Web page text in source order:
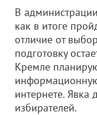
В
как в итоге
отличие от
подготовку
Кремле
интернете. Явка
избирателей.